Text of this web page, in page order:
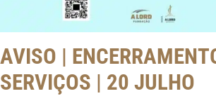
AVISO |
SERVIÇOS | 20 JULHO